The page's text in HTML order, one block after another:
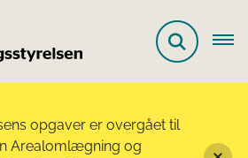
opgaver er overgået til
Arealomlægning og